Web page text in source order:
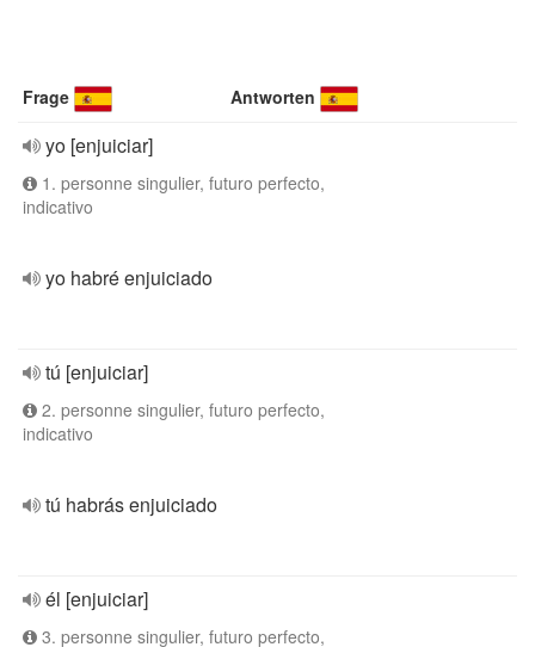
Frage Antworten
yo [enjuiciar]
1. personne singulier, futuro perfecto,
indicativo
yo habré enjuiciado
tú [enjuiciar]
2. personne singulier, futuro perfecto,
indicativo
tú habrás enjuiciado
él [enjuiciar]
3. personne singulier, futuro perfecto,